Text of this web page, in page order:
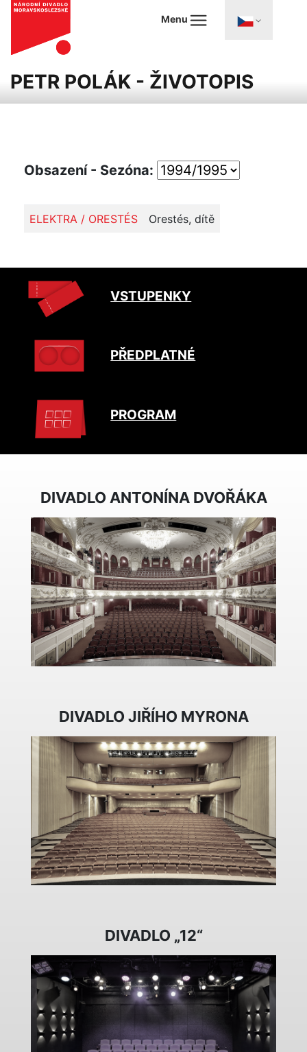
Menu
PETR POLÁK - ŽIVOTOPIS
Obsazení - Sezóna:
ELEKTRA / ORESTÉS Orestés, dítě
VSTUPENKY
PŘEDPLATNÉ
PROGRAM
DIVADLO ANTONÍNA DVOŘÁKA
DIVADLO JIŘÍHO MYRONA
DIVADLO „12“